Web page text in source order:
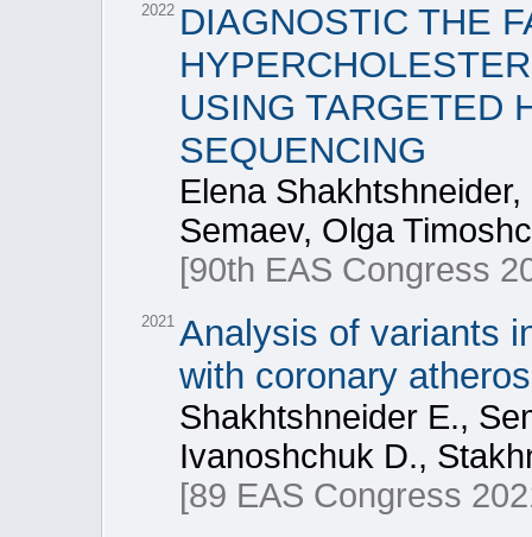
2022 DIAGNOSTIC THE
USING TARGETED
SEQUENCING
Elena
Semaev, Olga
[90th EAS Congress
2021 Analysis of variants
with coronary
Shakhtshneider E.,
Ivanoshchuk D.,
[89 EAS Congress